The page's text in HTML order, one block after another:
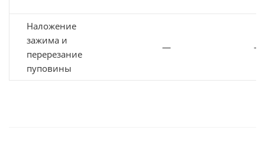
Наложение
зажима и
перерезание
пуповины
— —